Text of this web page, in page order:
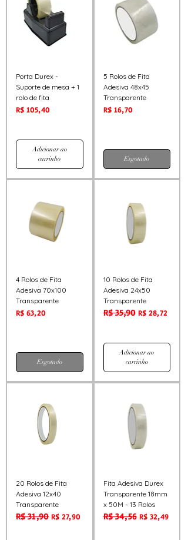
Porta Durex -
Suporte de mesa + 1
rolo de fita
Preço
R$ 105,40
Adicionar ao
carrinho
5 Rolos de Fita
Adesiva 48x45
Transparente
Preço
R$ 16,70
Esgotado
4 Rolos de Fita
Adesiva 70x100
Transparente
Preço
R$ 63,20
Esgotado
10 Rolos de Fita
Adesiva 24x50
Transparente
Preço normal
R$ 35,90 Preço
R$ 28,72
Adicionar ao
carrinho
20 Rolos de Fita
Adesiva 12x40
Transparente
Preço normal
R$ 31,90 Preço promocional
R$ 27,90
Fita Adesiva Durex
Transparente 18mm
x 50M - 13 Rolos
Preço normal
R$ 34,56 Preço
R$ 32,49